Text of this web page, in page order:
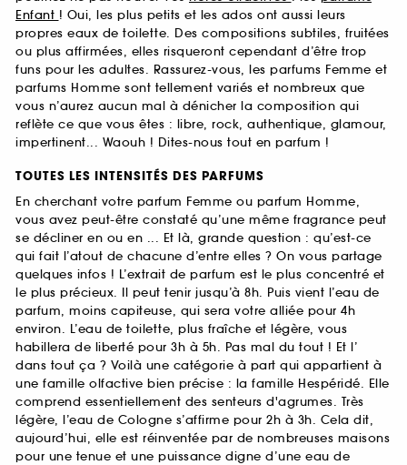
Enfant ! Oui, les plus petits et les ados ont aussi leurs
propres eaux de toilette. Des compositions subtiles, fruitées
ou plus affirmées, elles risqueront cependant d’être trop
funs pour les adultes. Rassurez-vous, les parfums Femme et
parfums Homme sont tellement variés et nombreux que
vous n’aurez aucun mal à dénicher la composition qui
reflète ce que vous êtes : libre, rock, authentique, glamour,
impertinent... Waouh ! Dites-nous tout en parfum !
TOUTES LES INTENSITÉS DES PARFUMS
En cherchant votre parfum Femme ou parfum Homme,
vous avez peut-être constaté qu’une même fragrance peut
se décliner en ou en ... Et là, grande question : qu’est-ce
qui fait l’atout de chacune d’entre elles ? On vous partage
quelques infos ! L’extrait de parfum est le plus concentré et
le plus précieux. Il peut tenir jusqu’à 8h. Puis vient l’eau de
parfum, moins capiteuse, qui sera votre alliée pour 4h
environ. L’eau de toilette, plus fraîche et légère, vous
habillera de liberté pour 3h à 5h. Pas mal du tout ! Et l’
dans tout ça ? Voilà une catégorie à part qui appartient à
une famille olfactive bien précise : la famille Hespéridé. Elle
comprend essentiellement des senteurs d'agrumes. Très
légère, l’eau de Cologne s’affirme pour 2h à 3h. Cela dit,
aujourd’hui, elle est réinventée par de nombreuses maisons
pour une tenue et une puissance digne d’une eau de